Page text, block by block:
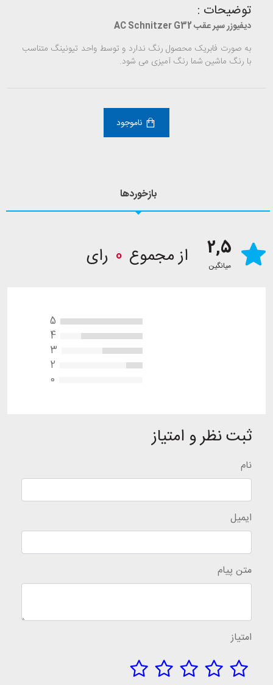
توضیحات :
دیفیوزر سپر عقب AC Schnitzer G32
به صورت فابریک محصول رنگ ندارد و توسط واحد تیونینگ متناسب
با رنگ ماشین شما رنگ آمیزی می شود.
ناموجود
بازخوردها
2,5
میانگین از مجموع 0 رای
5
4
3
2
0
ثبت نظر و امتیاز
نام
ایمیل
متن پیام
امتیاز